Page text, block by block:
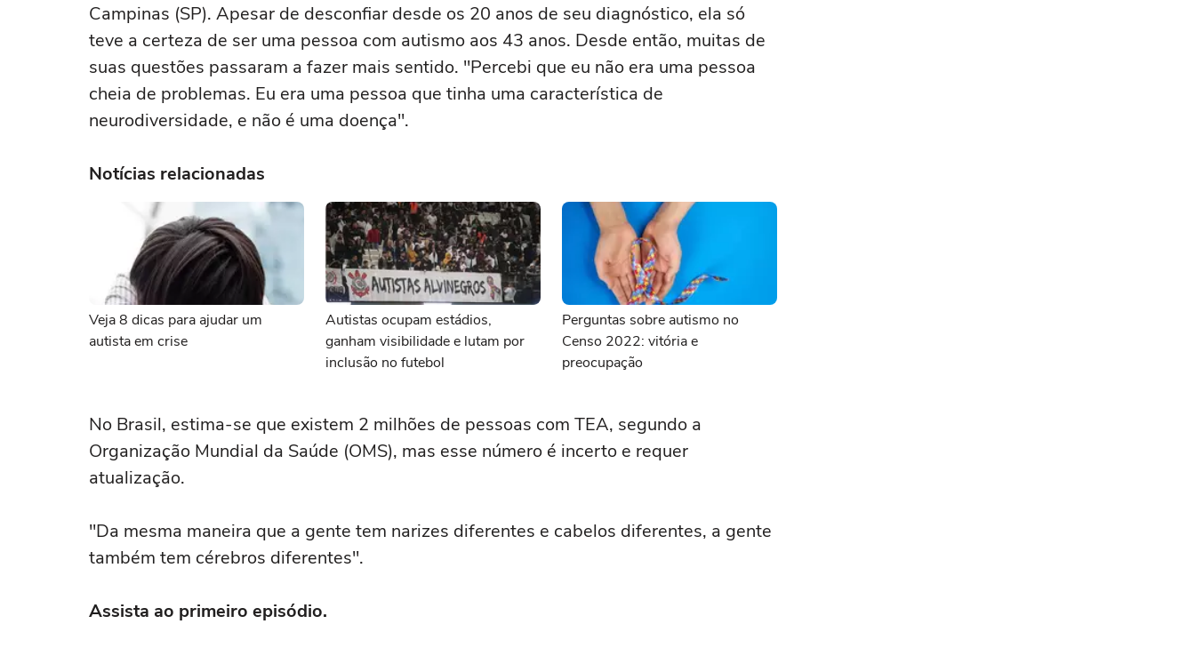
Campinas (SP). Apesar de desconfiar desde os 20 anos de seu diagnóstico, ela só
teve a certeza de ser uma pessoa com autismo aos 43 anos. Desde então, muitas de
suas questões passaram a fazer mais sentido. "Percebi que eu não era uma pessoa
cheia de problemas. Eu era uma pessoa que tinha uma característica de
neurodiversidade, e não é uma doença".
Notícias relacionadas
Veja 8 dicas para ajudar um
autista em crise
Autistas ocupam estádios,
ganham visibilidade e lutam por
inclusão no futebol
Perguntas sobre autismo no
Censo 2022: vitória e
preocupação
No Brasil, estima-se que existem 2 milhões de pessoas com TEA, segundo a
Organização Mundial da Saúde (OMS), mas esse número é incerto e requer
atualização.
"Da mesma maneira que a gente tem narizes diferentes e cabelos diferentes, a gente
também tem cérebros diferentes".
Assista ao primeiro episódio.